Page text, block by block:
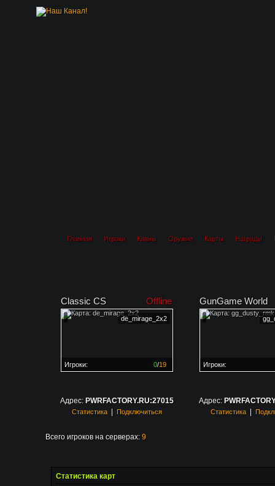
Главная Игроки Кланы Оружие Карты Награды
Classic CS Offline
de_mirage_2x2
0/19
Игроки:
GunGame World
Игроки:
Адрес: PWRFACTORY.RU:27015
Статистика| Подключиться
Адрес:
Статистика|
Всего игроков на серверах: 9
Статистика карт